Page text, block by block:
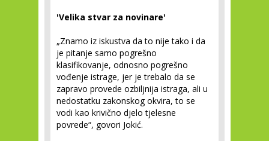
'Velika stvar za novinare'
„Znamo iz iskustva da to nije tako i da
je pitanje samo pogrešno
klasifikovanje, odnosno pogrešno
vođenje istrage, jer je trebalo da se
zapravo provede ozbiljnija istraga, ali u
nedostatku zakonskog okvira, to se
vodi kao krivično djelo tjelesne
povrede“, govori Jokić.